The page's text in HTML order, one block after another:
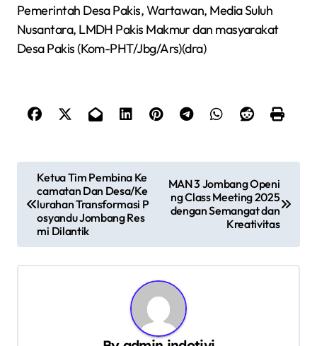
Pemerintah Desa Pakis, Wartawan, Media Suluh
Nusantara, LMDH Pakis Makmur dan masyarakat
Desa Pakis (Kom-PHT/Jbg/Ars)(dra)
i
g
Ketua Tim Pembina Ke
camatan Dan Desa/Ke
lurahan Transformasi P
osyandu Jombang Res
mi Dilantik
MAN 3 Jombang Openi
ng Class Meeting 2025
dengan Semangat dan
Kreativitas